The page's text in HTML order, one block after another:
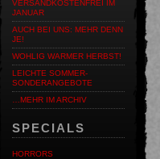
VERSANDKOSTENFREI IM
JANUAR
AUCH BEI UNS: MEHR DENN
JE!
WOHLIG WARMER HERBST!
LEICHTE SOMMER-
SONDERANGEBOTE
…MEHR IM ARCHIV
SPECIALS
HORRORS